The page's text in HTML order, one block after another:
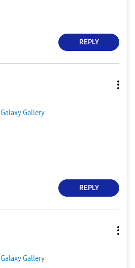
REPLY
Galaxy Gallery
REPLY
Galaxy Gallery